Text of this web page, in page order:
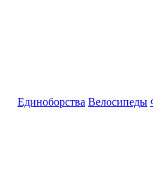
Единоборства Велосипеды